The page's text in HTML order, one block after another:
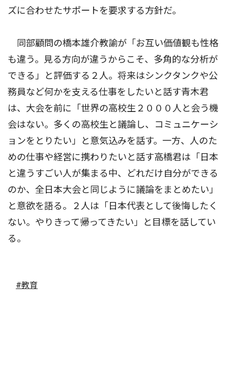
ズに合わせたサポートを要求する方針だ。
同部顧問の橋本雄介教諭が「お互い価値観も性格
も違う。見る方向が違うからこそ、多角的な分析が
できる」と評価する２人。将来はシンクタンクや公
務員など何かを支える仕事をしたいと話す青木君
は、大会を前に「世界の高校生２０００人と会う機
会はない。多くの高校生と議論し、コミュニケーシ
ョンをとりたい」と意気込みを話す。一方、人のた
めの仕事や経営に携わりたいと話す高橋君は「日本
と違うすごい人が集まる中、どれだけ自分ができる
のか、全日本大会と同じように議論をまとめたい」
と意欲を語る。２人は「日本代表として後悔したく
ない。やりきって帰ってきたい」と目標を話してい
る。
#教育